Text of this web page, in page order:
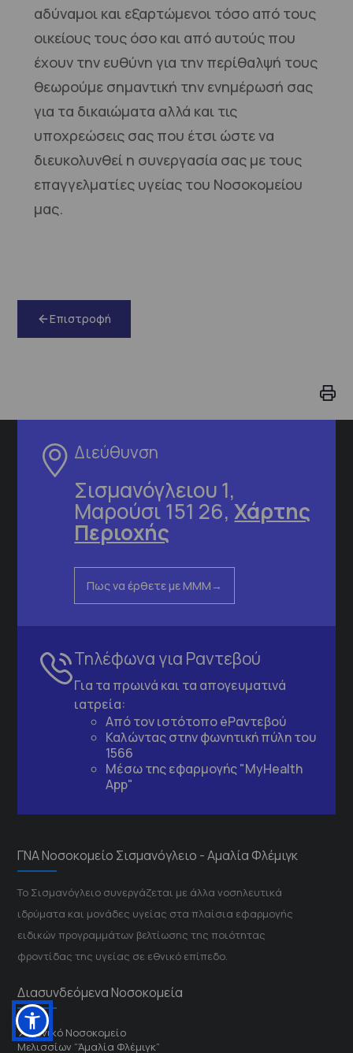
αδύναμοι και εξαρτώμενοι τόσο από τους
οικείους τους όσο και από αυτούς που
έχουν την ευθύνη για την περίθαλψή τους
θεωρούμε σημαντική την ενημέρωσή σας
για τα δικαιώματα αλλά και τις
υποχρεώσεις σας που έτσι ώστε να
διευκολυνθεί η συνεργασία σας με τους
επαγγελματίες υγείας του Νοσοκομείου
μας.
Επιστροφή
Διεύθυνση
Σισμανόγλειου 1,
Μαρούσι 151 26,Χάρτης
Περιοχής
Πως να έρθετε με ΜΜΜ
Τηλέφωνα για Ραντεβού
Για τα πρωινά και τα απογευματινά
ιατρεία:
Από τον ιστότοποeΡαντεβού
Καλώντας στην φωνητική πύλη του
1566
Μέσω της εφαρμογής "MyHealth
App"
ΓΝΑ Νοσοκομείο Σισμανόγλειο - Αμαλία Φλέμιγκ
Το Σισμανόγλειο συνεργάζεται με άλλα νοσηλευτικά
ιδρύματα και μονάδες υγείας στα πλαίσια εφαρμογής
ειδικών προγραμμάτων βελτίωσης της ποιότητας
φροντίδας της υγείας σε εθνικό επίπεδο.
Διασυνδεόμενα Νοσοκομεία
Γενικό Νοσοκομείο
Μελισσίων “Άμαλία Φλέμιγκ”